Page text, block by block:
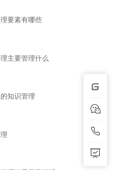
要素有哪些
主要管理什么
知识管理